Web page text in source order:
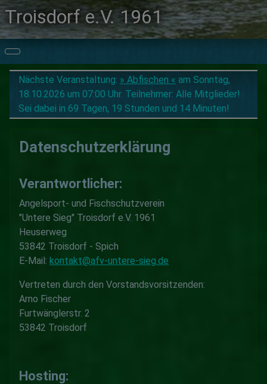
Troisdorf e.V. 1961
Nächste Veranstaltung: » Abfischen « am Sonntag,
18.10.2026 um 07:00 Uhr. Teilnehmer: Alle Mitglieder!
Sei dabei in 69 Tagen, 19 Stunden und 14 Minuten!
Datenschutzerklärung
Verantwortlicher:
Angelsport- und Fischschutzverein
"Untere Sieg" Troisdorf e.V. 1961
Heuserweg
53842 Troisdorf - Spich
E-Mail: kontakt@afv-untere-sieg.de
Vertreten durch den Vorstandsvorsitzenden:
Arno Fischer
Furtwänglerstr. 2
53842 Troisdorf
Hosting: